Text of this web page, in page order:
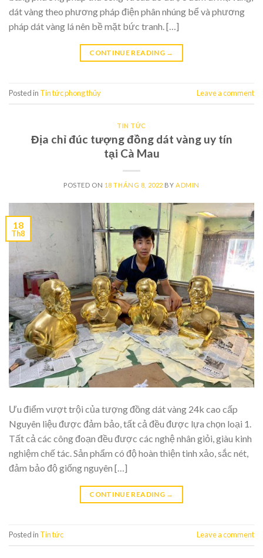
dát vàng theo phương pháp điện phân nhúng bể và phương
pháp dát vàng lá nên bề mặt bức tranh. […]
CONTINUE READING →
Posted in Tin tức phong thủy Leave a comment
TIN TỨC
Địa chỉ đúc tượng đồng dát vàng uy tín
tại Cà Mau
POSTED ON 18 THÁNG 8, 2022 BY ADMIN
18
Th8
Ưu điểm vượt trội của tượng đồng dát vàng 24k cao cấp
Nguyên liệu được đảm bảo, tất cả đều được lựa chọn loại 1.
Tất cả các công đoạn đều được các nghệ nhân giỏi, giàu kinh
nghiệm chế tác. Sản phẩm có độ hoàn thiện tinh xảo, sắc nét,
đảm bảo độ giống nguyên […]
CONTINUE READING →
Posted in Tin tức Leave a comment